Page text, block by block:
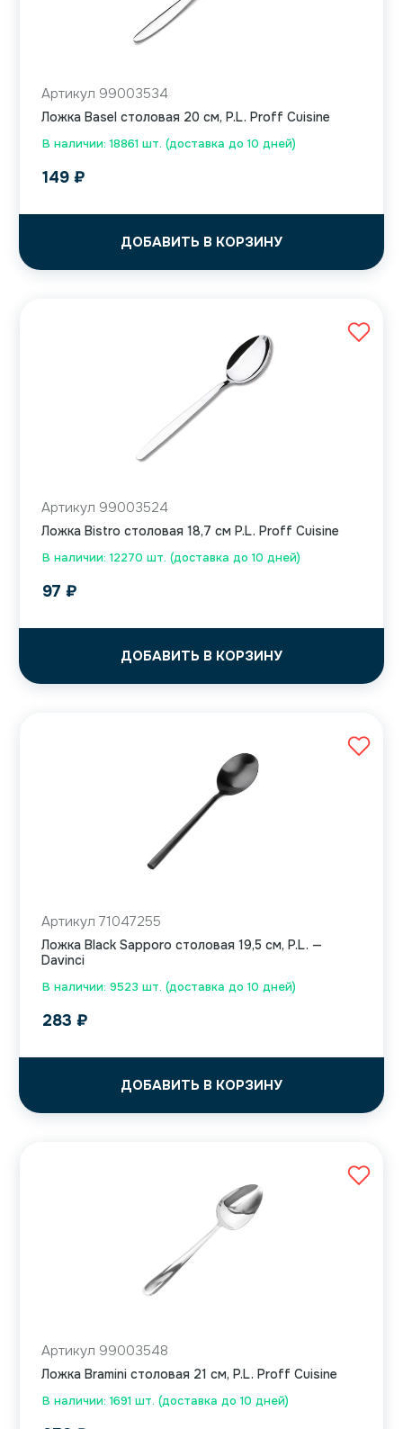
В наличии: 18861 шт. (доставка до 10 дней)
Артикул 99003534
Ложка Basel столовая 20 см, P.L. Proff Cuisine
149 ₽
ДОБАВИТЬ В КОРЗИНУ
В наличии: 12270 шт. (доставка до 10 дней)
Артикул 99003524
Ложка Bistro столовая 18,7 см P.L. Proff Cuisine
97 ₽
ДОБАВИТЬ В КОРЗИНУ
В наличии: 9523 шт. (доставка до 10 дней)
Артикул 71047255
Ложка Black Sapporo столовая 19,5 см, P.L. —
Davinci
283 ₽
ДОБАВИТЬ В КОРЗИНУ
В наличии: 1691 шт. (доставка до 10 дней)
Артикул 99003548
Ложка Bramini столовая 21 см, P.L. Proff Cuisine